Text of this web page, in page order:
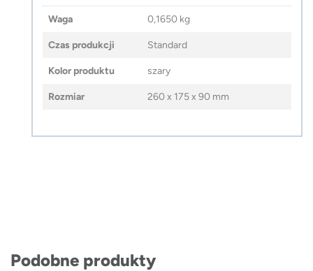
Waga 0,1650 kg
Czas produkcji Standard
Kolor produktu szary
Rozmiar 260 x 175 x 90 mm
Podobne produkty